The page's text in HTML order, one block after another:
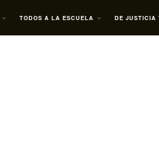
TODOS A LA ESCUELA DE JUSTICIA